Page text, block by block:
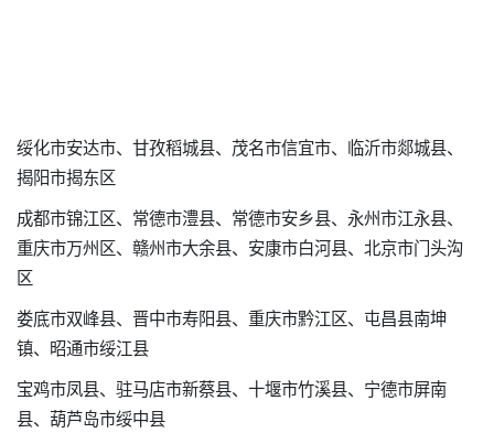
绥化市安达市、甘孜稻城县、茂名市信宜市、临沂市郯城县、
揭阳市揭东区
成都市锦江区、常德市澧县、常德市安乡县、永州市江永县、
重庆市万州区、赣州市大余县、安康市白河县、北京市门头沟
区
娄底市双峰县、晋中市寿阳县、重庆市黔江区、屯昌县南坤
镇、昭通市绥江县
宝鸡市凤县、驻马店市新蔡县、十堰市竹溪县、宁德市屏南
县、葫芦岛市绥中县